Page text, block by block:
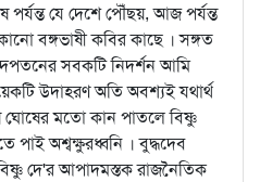
পর্যন্ত যে দেশে পৌঁছয়, আজ পর্যন্ত
বঙ্গভাষী কবির কাছে । সঙ্গত
সবকটি নিদর্শন আমি
উদাহরণ অতি অবশ্যই যথার্থ
ঘোষের মতো কান পাতলে বিষ্ণু
অশ্বক্ষুরধ্বনি । বুদ্ধদেব
দে'র আপাদমস্তক রাজনৈতিক